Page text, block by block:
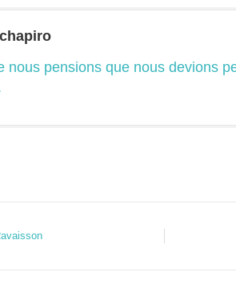
nous pensions que nous devions